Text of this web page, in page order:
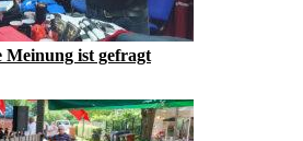
Meinung ist gefragt